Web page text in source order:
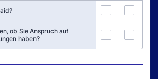
ob Sie Anspruch auf
haben?